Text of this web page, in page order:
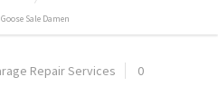
Sale Damen
Repair Services
0